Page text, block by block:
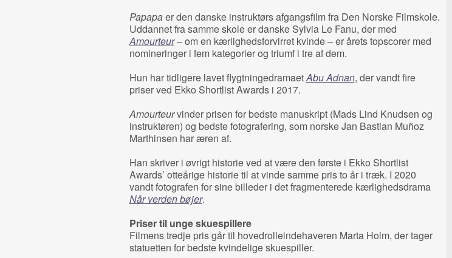
Papapaer den danske instruktørs afgangsfilm fra Den Norske Filmskole.
Uddannet fra samme skole er danske Sylvia Le Fanu, der med
Amourteur– om en kærlighedsforvirret kvinde – er årets topscorer med
nomineringer i fem kategorier og triumf i tre af dem.
Hun har tidligere lavet flygtningedramaetAbu Adnan, der vandt fire
priser ved Ekko Shortlist Awards i 2017.
Amourteurvinder prisen for bedste manuskript (Mads Lind Knudsen og
instruktøren) og bedste fotografering, som norske Jan Bastian Muñoz
Marthinsen har æren af.
Han skriver i øvrigt historie ved at være den første i Ekko Shortlist
Awards’ otteårige historie til at vinde samme pris to år i træk. I 2020
vandt fotografen for sine billeder i det fragmenterede kærlighedsdrama
Når verden bøjer.
Priser til unge skuespillere
Filmens tredje pris går til hovedrolleindehaveren Marta Holm, der tager
statuetten for bedste kvindelige skuespiller.